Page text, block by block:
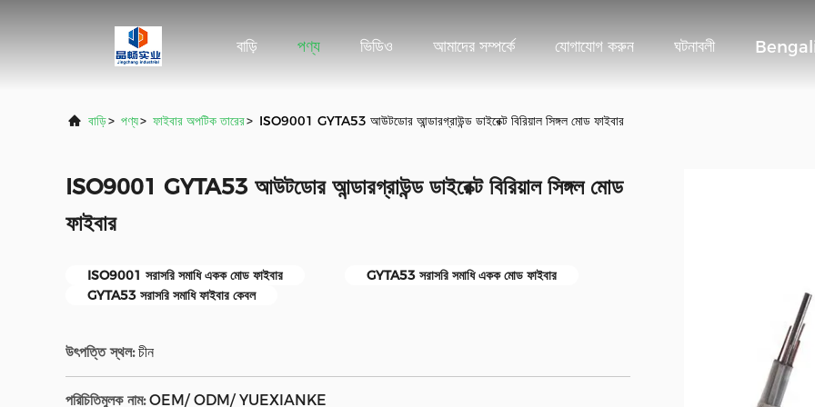
বাড়ি পণ্য ভিডিও আমাদের সম্পর্কে যোগাযোগ করুন ঘটনাবলী
বাড়ি> পণ্য> ফাইবার অপটিক তারের> ISO9001 GYTA53 আউটডোর আন্ডারগ্রাউন্ড ডাইরেক্ট বিরিয়াল সিঙ্গল মোড ফাইবার
ISO9001 GYTA53 আউটডোর আন্ডারগ্রাউন্ড ডাইরেক্ট বিরিয়াল সিঙ্গল মোড
ফাইবার
ISO9001 সরাসরি সমাধি একক মোড ফাইবার
GYTA53 সরাসরি সমাধি একক মোড ফাইবার
GYTA53 সরাসরি সমাধি ফাইবার কেবল
উৎপত্তি স্থল: চীন
পরিচিতিমুলক নাম: OEM/ ODM/ YUEXIANKE